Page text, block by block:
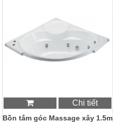
Chi tiết
Bồn tắm góc Massage xây 1.5m